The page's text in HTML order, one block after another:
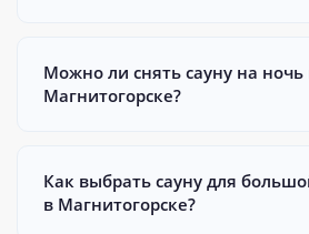
Можно ли снять сауну на ночь
Магнитогорске?
Как выбрать сауну для
в Магнитогорске?